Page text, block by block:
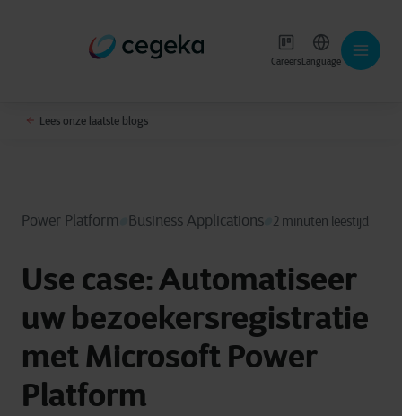
CareersLanguage
Lees onze laatste blogs
Power Platform Business Applications 2 minuten leestijd
Use case: Automatiseer
uw bezoekersregistratie
met Microsoft Power
Platform